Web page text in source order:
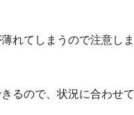
れてしまうので注意しま
るので、状況に合わせて